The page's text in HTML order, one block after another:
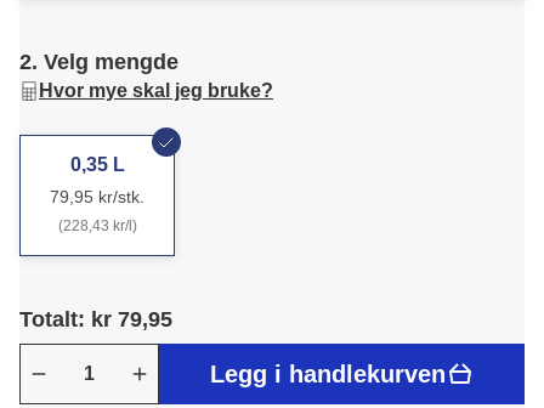
2. Velg mengde
Hvor mye skal jeg bruke?
0,35 L
79,95 kr/stk.
(228,43 kr/l)
Totalt: kr 79,95
Legg i handlekurven